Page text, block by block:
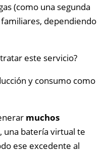
(como una segunda
dependiendo
este servicio?
y consumo como
muchos
, una batería virtual te
ese excedente al